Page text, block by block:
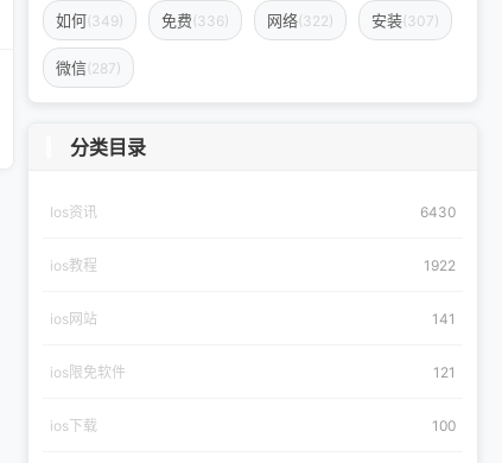
如何(349) 免费(336) 网络(322) 安装(307)
微信(287)
分类目录
Ios资讯 6430
ios教程 1922
ios网站 141
ios限免软件 121
ios下载 100